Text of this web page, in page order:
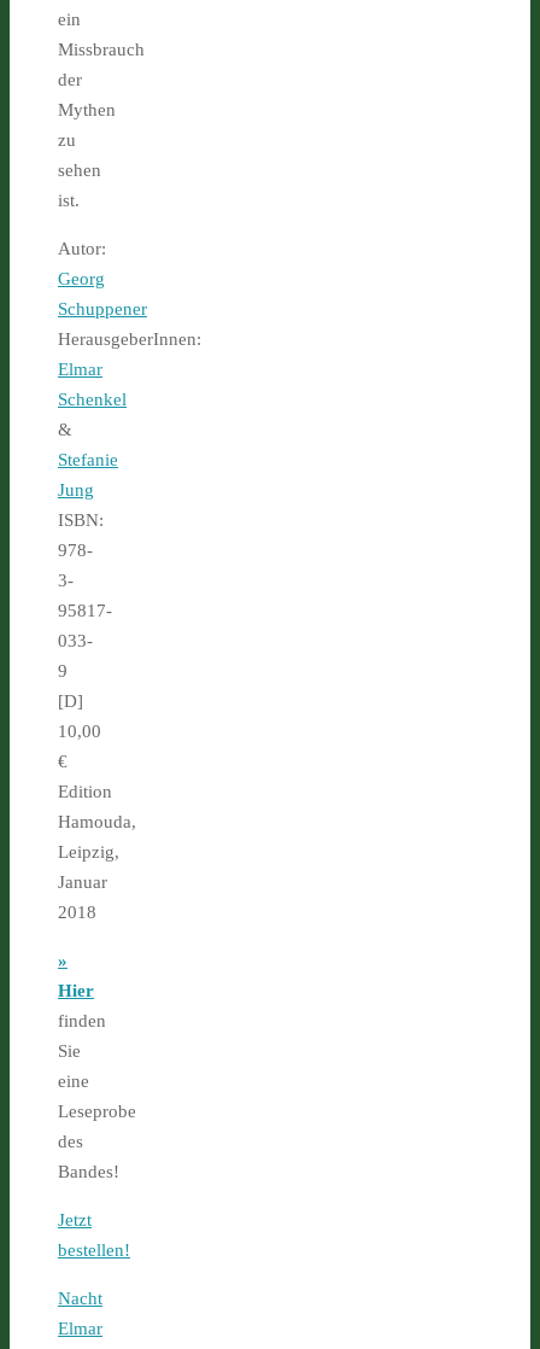
ein
Missbrauch
der
Mythen
zu
sehen
ist.
Autor:
Georg
Schuppener
HerausgeberInnen:
Elmar
Schenkel
&
Stefanie
Jung
ISBN:
978-
3-
95817-
033-
9
[D]
10,00
€
Edition
Hamouda,
Leipzig,
Januar
2018
»
Hier
finden
Sie
eine
Leseprobe
des
Bandes!
Jetzt
bestellen!
Nacht
Elmar